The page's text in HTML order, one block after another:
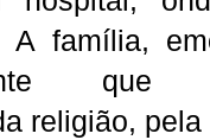
A família,
que
religião,